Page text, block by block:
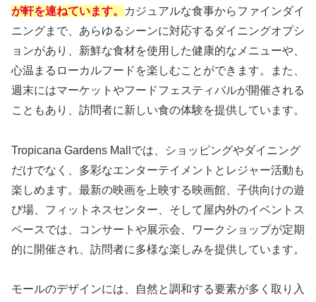
が軒を連ねています。
カジュアルな食事からファインダイ
ニングまで、あらゆるシーンに対応するダイニングオプシ
ョンがあり、新鮮な食材を使用した健康的なメニューや、
心温まるローカルフードを楽しむことができます。また、
週末にはマーケットやフードフェスティバルが開催される
こともあり、訪問者に新しい食の体験を提供しています。
Tropicana Gardens Mallでは、ショッピングやダイニング
だけでなく、多彩なエンターテイメントとレジャー活動も
楽しめます。最新の映画を上映する映画館、子供向けの遊
び場、フィットネスセンター、そして屋内外のイベントス
ペースでは、コンサートや展示会、ワークショップが定期
的に開催され、訪問者に多様な楽しみを提供しています。
モールのデザインには、自然と調和する要素が多く取り入